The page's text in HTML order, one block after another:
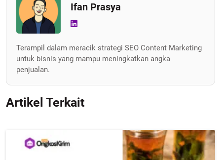
Ifan Prasya
Terampil dalam meracik strategi SEO Content Marketing
untuk bisnis yang mampu meningkatkan angka
penjualan.
Artikel Terkait